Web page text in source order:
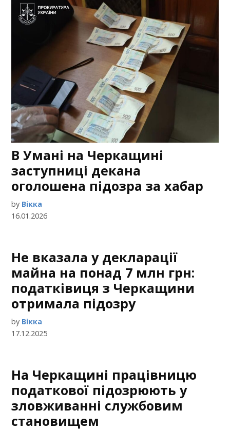
В Умані на Черкащині
заступниці декана
оголошена підозра за хабар
by Вікка
16.01.2026
Не вказала у декларації
майна на понад 7 млн грн:
податківиця з Черкащини
отримала підозру
by Вікка
17.12.2025
На Черкащині працівницю
податкової підозрюють у
зловживанні службовим
становищем